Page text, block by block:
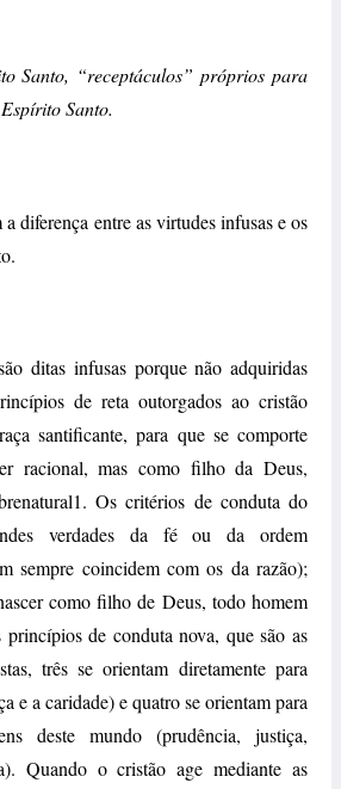
Santo, “receptáculos” próprios para
Santo.
diferença entre as virtudes infusas e os
ditas infusas porque não adquiridas
de reta outorgados ao cristão
santificante, para que se comporte
racional, mas como filho da Deus,
Os critérios de conduta do
verdades da fé ou da ordem
sempre coincidem com os da razão);
como filho de Deus, todo homem
princípios de conduta nova, que são as
três se orientam diretamente para
e a caridade) e quatro se orientam para
deste mundo (prudência, justiça,
Quando o cristão age mediante as